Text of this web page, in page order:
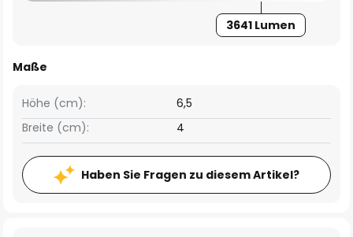
3641 Lumen
Maße
Breite (cm): 4
Höhe (cm): 6,5
Haben Sie Fragen zu diesem Artikel?